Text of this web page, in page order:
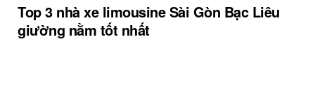
Top 3 nhà xe limousine Sài Gòn Bạc Liêu
giường nằm tốt nhất